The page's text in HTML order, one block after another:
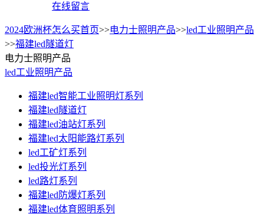
在线留言
2024欧洲杯怎么买首页>>电力士照明产品>>led工业照明产品
>>福建led隧道灯
电力士照明产品
led工业照明产品
福建led智能工业照明灯系列
福建led隧道灯
福建led油站灯系列
福建led太阳能路灯系列
led工矿灯系列
led投光灯系列
led路灯系列
福建led防爆灯系列
福建led体育照明系列